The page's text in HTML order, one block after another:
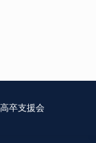
卒支援会